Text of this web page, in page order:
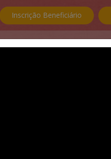
Inscrição Beneficiário
Antena de Castelo Branco